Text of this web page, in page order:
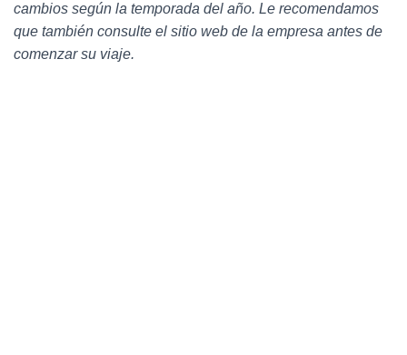
cambios según la temporada del año. Le recomendamos
que también consulte el sitio web de la empresa antes de
comenzar su viaje.